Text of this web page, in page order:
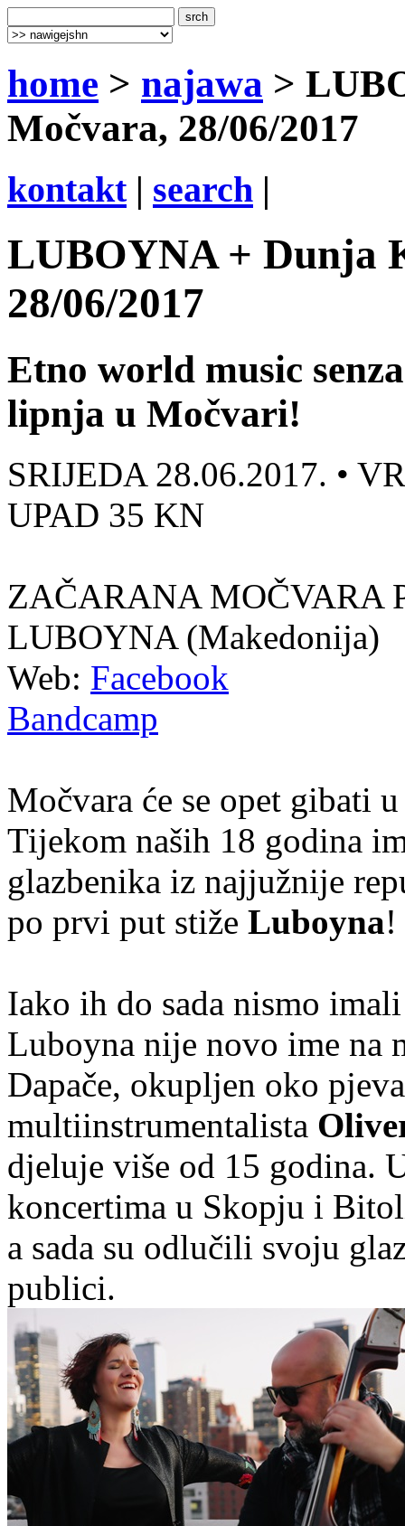
home > najawa >
Močvara, 28/06/2017
kontakt| search |
LUBOYNA + Dunja
28/06/2017
Etno world music
lipnja u Močvari!
SRIJEDA 28.06.2017. •
UPAD 35 KN
ZAČARANA MOČVARA
LUBOYNA (Makedonija)
Web: Facebook
Bandcamp
Močvara će se opet gibati
Tijekom naših 18 godina
glazbenika iz najjužnije
po prvi put stiže Luboyna!
Iako ih do sada nismo
Luboyna nije novo ime na
Dapače, okupljen oko
multiinstrumentalista
djeluje više od 15 godina.
koncertima u Skopju i
a sada su odlučili svoju
publici.